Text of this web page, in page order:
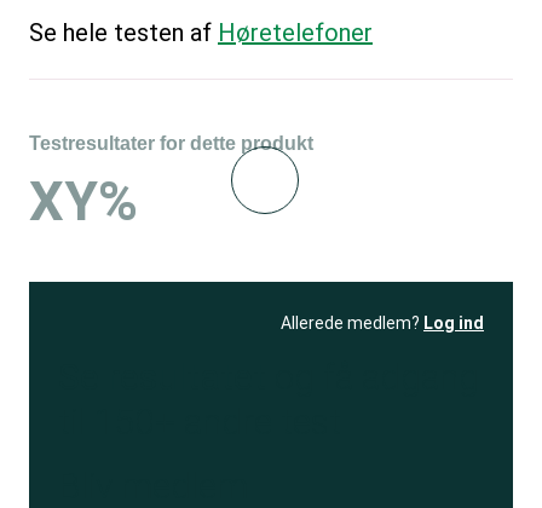
Se hele testen af Høretelefoner
Testresultater for dette produkt
XY%
Allerede medlem? Log ind